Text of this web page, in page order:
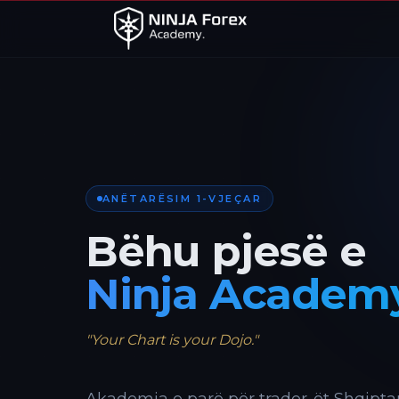
ANËTARËSIM 1-VJEÇAR
Bëhu pjesë e
Ninja
"Your Chart is your Dojo."